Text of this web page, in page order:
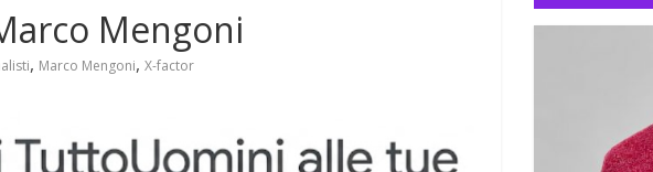
Mengoni
, Marco Mengoni, X-factor